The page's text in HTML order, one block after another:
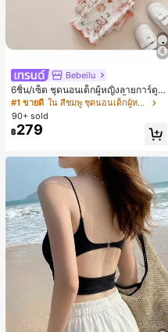
Bebeilu
6ชิ้น/เซ็ต ชุดนอนเด็กผู้หญิงลายการ์ตูน
หมีและดอกไม้ คอกลม แขนสั้น กางเกง
ขาสั้น ขอบระบาย สวมใส่สบาย
#1 ขายดี
ใน สีชมพู ชุดนอนเด็กผู้หญิง
90+ sold
฿279